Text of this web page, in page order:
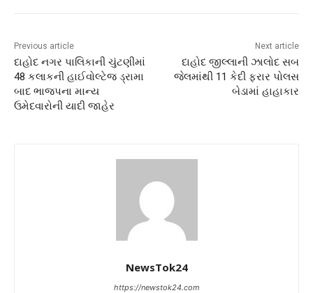
Previous article
દાહોદ નગર પાલિકાની ચુંટણીમાં
48 કલાકની હાઈવોલ્ટેજ ડ્રામા
બાદ ભાજપના માન્ય
ઉમેદવારોની યાદી જાહેર
Next article
દાહોદ જીલ્લાની ઝાલોદ સબ
જેલમાંથી 11 કેદી ફરાર પોલસ
બેડામાં હાહાકાર
NewsTok24
https://newstok24.com